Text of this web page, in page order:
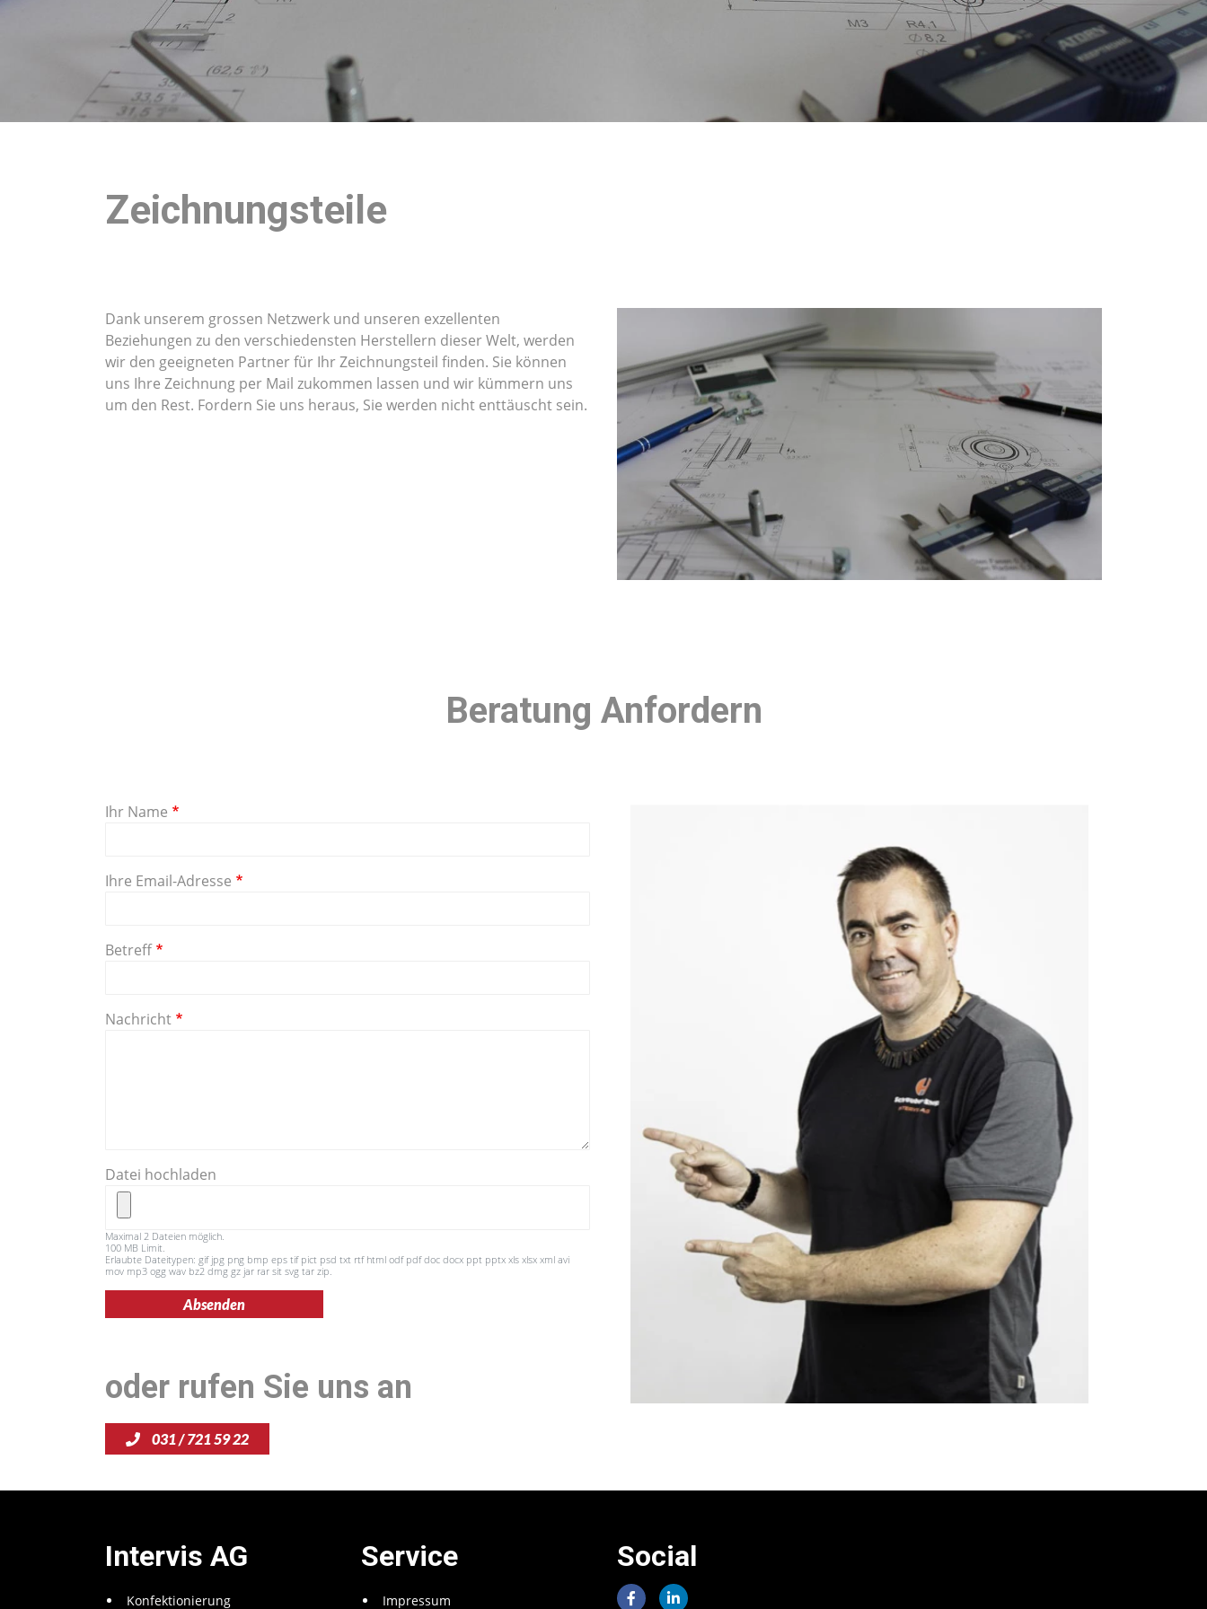
Zeichnungsteile
Dank unserem grossen Netzwerk und unseren exzellenten
Beziehungen zu den verschiedensten Herstellern dieser Welt, werden
wir den geeigneten Partner für Ihr Zeichnungsteil finden. Sie können
uns Ihre Zeichnung per Mail zukommen lassen und wir kümmern uns
um den Rest. Fordern Sie uns heraus, Sie werden nicht enttäuscht sein.
Beratung Anfordern
Ihr Name
Ihre Email-Adresse
Betreff
Nachricht
Datei hochladen
Maximal 2 Dateien möglich.
100 MB Limit.
Erlaubte Dateitypen: gif jpg png bmp eps tif pict psd txt rtf html odf pdf doc docx ppt pptx xls xlsx xml avi
mov mp3 ogg wav bz2 dmg gz jar rar sit svg tar zip.
oder rufen Sie uns an
031 / 721 59 22
Intervis AG
Konfektionierung
Service
Impressum
Social